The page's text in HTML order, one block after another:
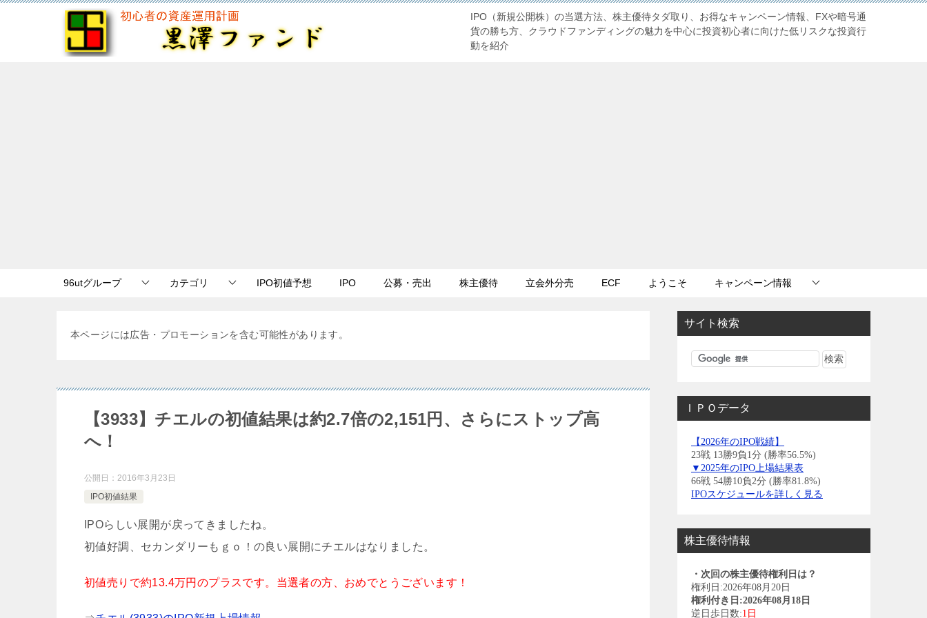
IPO（新規公開株）の当選方法、株主優待タダ取り、お得なキャンペーン情報、FXや暗号通
貨の勝ち方、クラウドファンディングの魅力を中心に投資初心者に向けた低リスクな投資行
動を紹介
96utグループ カテゴリ IPO初値予想 IPO 公募・売出 株主優待 立会外分売 ECF ようこそ キャンペーン情報
本ページには広告・プロモーションを含む可能性があります。
【3933】チエルの初値結果は約2.7倍の2,151円、さらにストップ高
へ！
公開日： 2016年3月23日
IPO初値結果
IPOらしい展開が戻ってきましたね。
初値好調、セカンダリーもｇｏ！の良い展開にチエルはなりました。
初値売りで約13.4万円のプラスです。当選者の方、おめでとうございます！
サイト検索
ＩＰＯデータ
【2026年のIPO戦績】
23戦 13勝9負1分 (勝率56.5%)
▼2025年のIPO上場結果表
66戦 54勝10負2分 (勝率81.8%)
IPOスケジュールを詳しく見る
株主優待情報
・次回の株主優待権利日は？
権利日:2026年08月20日
権利付き日:2026年08月18日
逆日歩日数:1日